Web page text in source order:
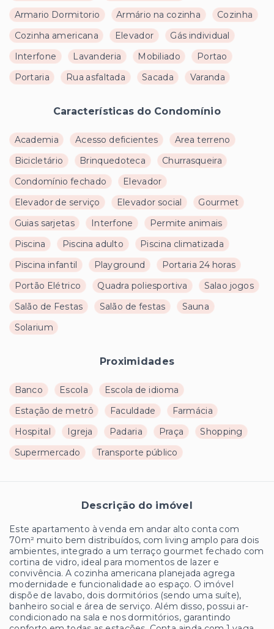
Armario Dormitorio
Armário na cozinha
Cozinha
Cozinha americana
Elevador
Gás individual
Interfone
Lavanderia Mobiliado
Portao
Portaria
Rua asfaltada Sacada Varanda
Características do Condomínio
Academia Acesso deficientes
Area terreno
Bicicletário
Brinquedoteca
Churrasqueira
Condomínio fechado
Elevador
Elevador de serviço
Elevador social
Gourmet
Guias sarjetas
Interfone
Permite animais
Piscina
Piscina adulto
Piscina climatizada
Piscina infantil
Playground
Portaria 24 horas
Portão Elétrico
Quadra poliesportiva
Salao jogos
Salão de Festas
Salão de festas
Sauna
Solarium
Proximidades
Banco Escola
Escola de idioma
Estação de metrô
Faculdade
Farmácia
Hospital
Igreja Padaria Praça
Shopping
Supermercado
Transporte público
Descrição do imóvel
Este apartamento à venda em andar alto conta com
70m² muito bem distribuídos, com living amplo para dois
ambientes, integrado a um terraço gourmet fechado com
cortina de vidro, ideal para momentos de lazer e
convivência. A cozinha americana planejada agrega
modernidade e funcionalidade ao espaço. O imóvel
dispõe de lavabo, dois dormitórios (sendo uma suíte),
banheiro social e área de serviço. Além disso, possui ar-
condicionado na sala e nos dormitórios, garantindo